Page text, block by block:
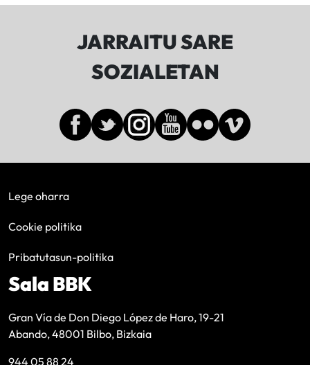
JARRAITU SARE
SOZIALETAN
Lege oharra
Cookie politika
Pribatutasun-politika
Sala BBK
Gran Vía de Don Diego López de Haro, 19-21
Abando, 48001 Bilbo, Bizkaia
944 05 88 24